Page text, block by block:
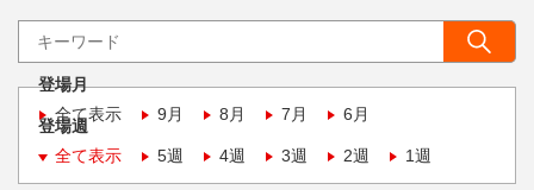
登場月
全て表示
9月 8月 7月 6月
登場週
全て表示
5週 4週 3週 2週 1週